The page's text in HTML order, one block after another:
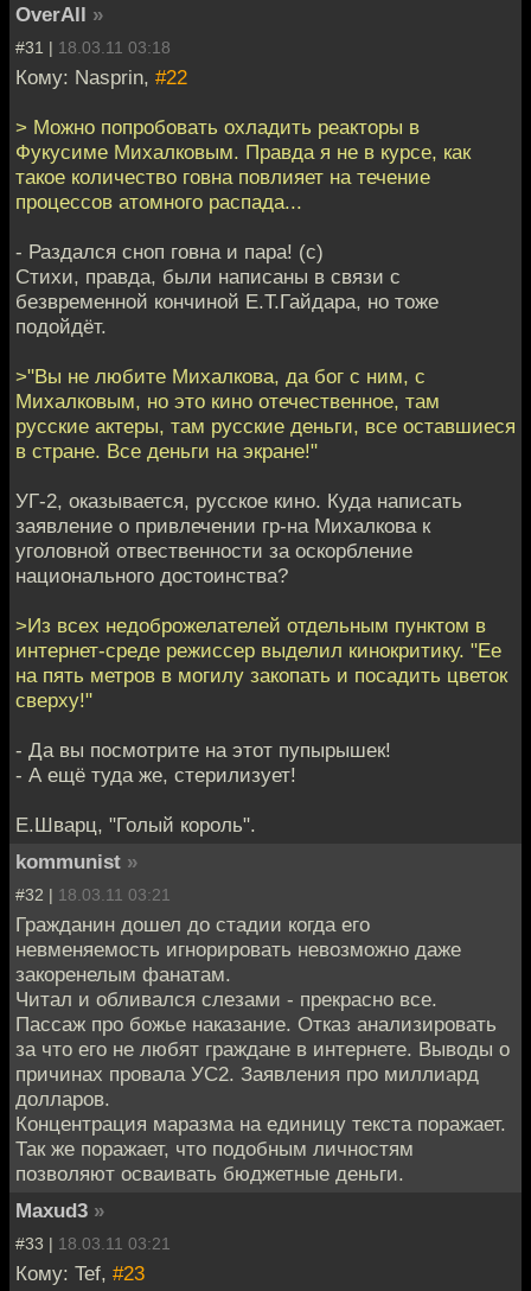
OverAll »
#31 | 18.03.11 03:18
Кому: Nasprin, #22
> Можно попробовать охладить реакторы в
Фукусиме Михалковым. Правда я не в курсе, как
такое количество говна повлияет на течение
процессов атомного распада...
- Раздался сноп говна и пара! (с)
Стихи, правда, были написаны в связи с
безвременной кончиной Е.Т.Гайдара, но тоже
подойдёт.
>"Вы не любите Михалкова, да бог с ним, с
Михалковым, но это кино отечественное, там
русские актеры, там русские деньги, все оставшиеся
в стране. Все деньги на экране!"
УГ-2, оказывается, русское кино. Куда написать
заявление о привлечении гр-на Михалкова к
уголовной отвественности за оскорбление
национального достоинства?
>Из всех недоброжелателей отдельным пунктом в
интернет-среде режиссер выделил кинокритику. "Ее
на пять метров в могилу закопать и посадить цветок
сверху!"
- Да вы посмотрите на этот пупырышек!
- А ещё туда же, стерилизует!
Е.Шварц, "Голый король".
kommunist »
#32 | 18.03.11 03:21
Гражданин дошел до стадии когда его
невменяемость игнорировать невозможно даже
закоренелым фанатам.
Читал и обливался слезами - прекрасно все.
Пассаж про божье наказание. Отказ анализировать
за что его не любят граждане в интернете. Выводы о
причинах провала УС2. Заявления про миллиард
долларов.
Концентрация маразма на единицу текста поражает.
Так же поражает, что подобным личностям
позволяют осваивать бюджетные деньги.
Maxud3 »
#33 | 18.03.11 03:21
Кому: Tef, #23